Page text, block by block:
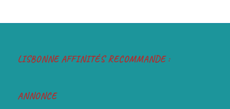
LISBONNE AFFINITÉS RECOMMANDE :
ANNONCE